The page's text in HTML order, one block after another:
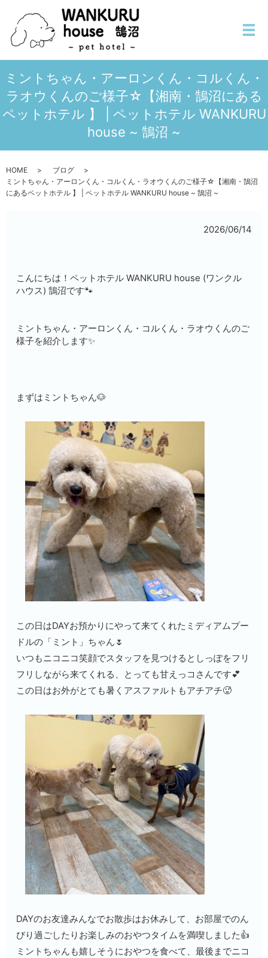
メ
ミントちゃん・アーロンくん・コルくん・
ラオウくんのご様子☆【湘南・鵠沼にある
ペットホテル 】 | ペットホテル WANKURU
house ~ 鵠沼 ~
HOME
ブログ
ミントちゃん・アーロンくん・コルくん・ラオウくんのご様子☆【湘南・鵠沼
にあるペットホテル 】 | ペットホテル WANKURU house ~ 鵠沼 ~
2026/06/14
こんにちは！ペットホテル WANKURU house (ワンクル
ハウス) 鵠沼です🐾
ミントちゃん・アーロンくん・コルくん・ラオウくんのご
様子を紹介します✨
まずはミントちゃん🐶
この日はDAYお預かりにやって来てくれたミディアムプー
ドルの「ミント」ちゃん🌷
いつもニコニコ笑顔でスタッフを見つけるとしっぽをフリ
フリしながら来てくれる、とっても甘えっコさんです💕
この日はお外がとても暑くアスファルトもアチアチ🥵
DAYのお友達みんなでお散歩はお休みして、お部屋でのん
びり過ごしたりお楽しみのおやつタイムを満喫しました👍
ミントちゃんも嬉しそうにおやつを食べて、最後までニコ